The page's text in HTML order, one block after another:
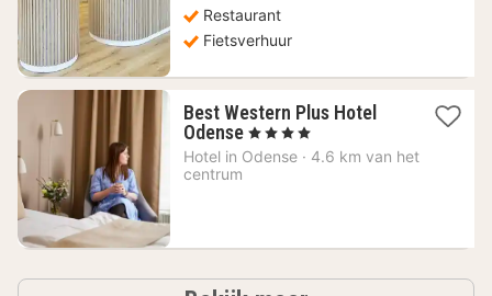
Restaurant
Fietsverhuur
Best Western Plus Hotel
Odense 1
nacht
, 4 Sterren
Hotel in Odense · 4.6 km van het
centrum